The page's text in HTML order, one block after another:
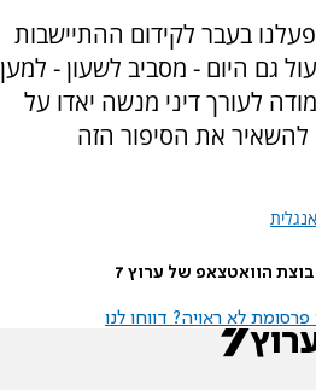
בעבר לקידום ההתיישבות
גם היום - מסביב לשעון - למען
לעורך דיני מנשה יאדו על
את הסיפור הזה
הוואטצאפ של ערוץ 7
לא ראויה? דווחו לנו